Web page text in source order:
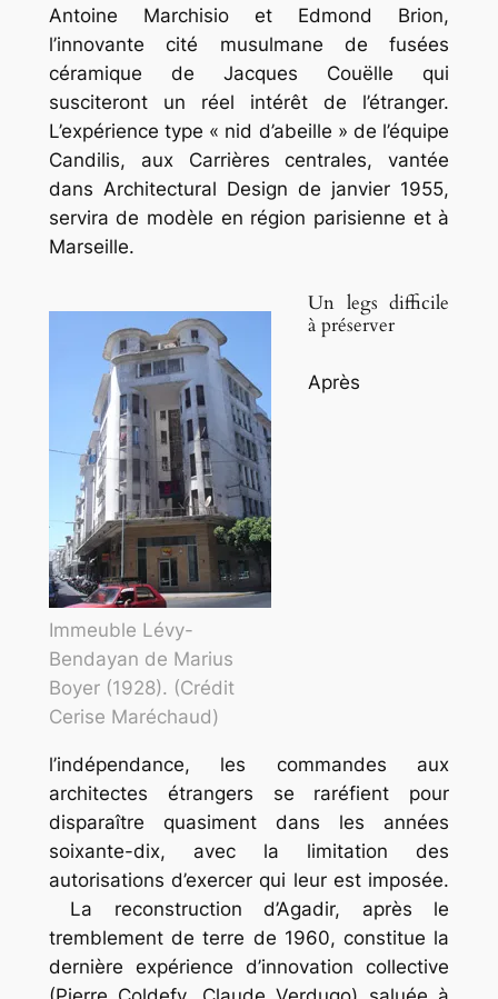
Antoine Marchisio et Edmond Brion,
l’innovante cité musulmane de fusées
céramique de Jacques Couëlle qui
susciteront un réel intérêt de l’étranger.
L’expérience type « nid d’abeille » de l’équipe
Candilis, aux Carrières centrales, vantée
dans Architectural Design de janvier 1955,
servira de modèle en région parisienne et à
Marseille.
Immeuble Lévy-
Bendayan de Marius
Boyer (1928). (Crédit
Cerise Maréchaud)
Un legs difficile
à préserver
Après
l’indépendance, les commandes aux
architectes étrangers se raréfient pour
disparaître quasiment dans les années
soixante-dix, avec la limitation des
autorisations d’exercer qui leur est imposée.
La reconstruction d’Agadir, après le
tremblement de terre de 1960, constitue la
dernière expérience d’innovation collective